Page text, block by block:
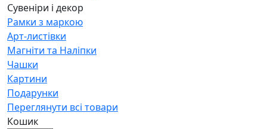
Сувеніри і декор
Рамки з маркою
Арт-листівки
Магніти та Наліпки
Чашки
Картини
Подарунки
Переглянути всі товари
Кошик